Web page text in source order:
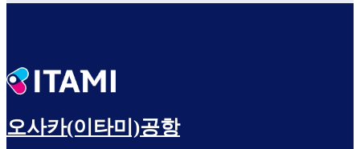
오사카(이타미)공항